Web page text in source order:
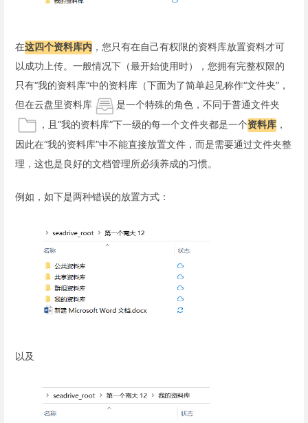
在这四个资料库内 ，您只有在自己有权限的资料库放置资料才可
以成功上传。一般情况下（最开始使用时），您拥有完整权限的
只有“我的资料库”中的资料库（下面为了简单起见称作“文件夹”，
但在云盘里资料库
是一个特殊的角色，不同于普通文件夹
，且“我的资料库”下一级的每一个文件夹都是一个资料库 ，
因此在“我的资料库”中不能直接放置文件，而是需要通过文件夹整
理，这也是良好的文档管理所必须养成的习惯。
例如，如下是两种错误的放置方式：
以及